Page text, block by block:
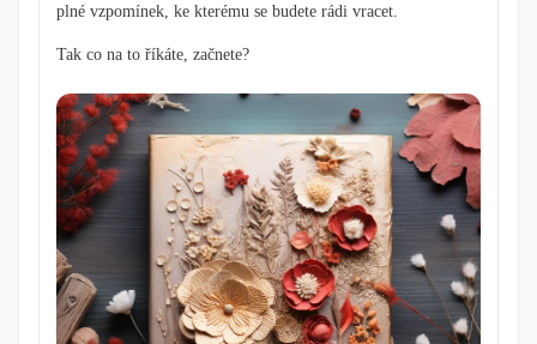
plné vzpomínek, ke kterému se budete rádi vracet.
Tak co na to říkáte, začnete?